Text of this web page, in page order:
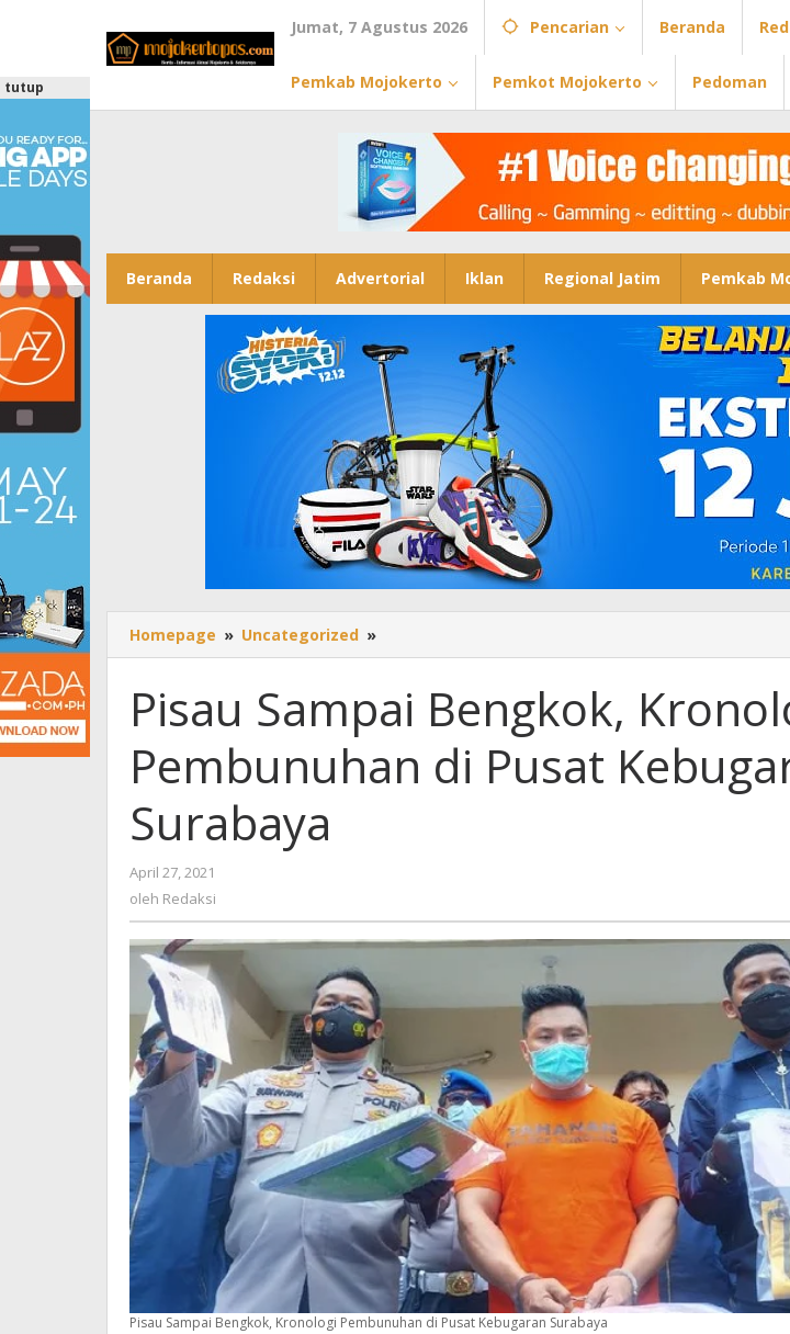
Jumat, 7 Agustus 2026 Pencarian Beranda
Pemkab Mojokerto Pemkot Mojokerto Pedoman
Beranda Redaksi Advertorial Iklan Regional Jatim Pemkab
tutup
Homepage » Uncategorized »
Sampai
Kronologi
Pembunuhan
Pusat
Pisau Sampai Bengkok,
Pembunuhan di Pusat
Surabaya
April 27, 2021
oleh Redaksi
Pisau Sampai Bengkok, Kronologi Pembunuhan di Pusat Kebugaran Surabaya